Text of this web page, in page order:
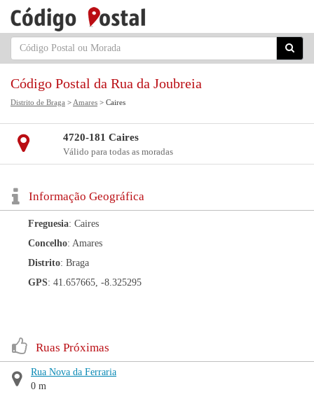
Código Postal da Rua da Joubreia
Distrito de Braga > Amares > Caires
4720-181 Caires
Válido para todas as moradas
Informação Geográfica
Freguesia: Caires
Concelho: Amares
Distrito: Braga
GPS: 41.657665, -8.325295
Ruas Próximas
Rua Nova da Ferraria
0 m